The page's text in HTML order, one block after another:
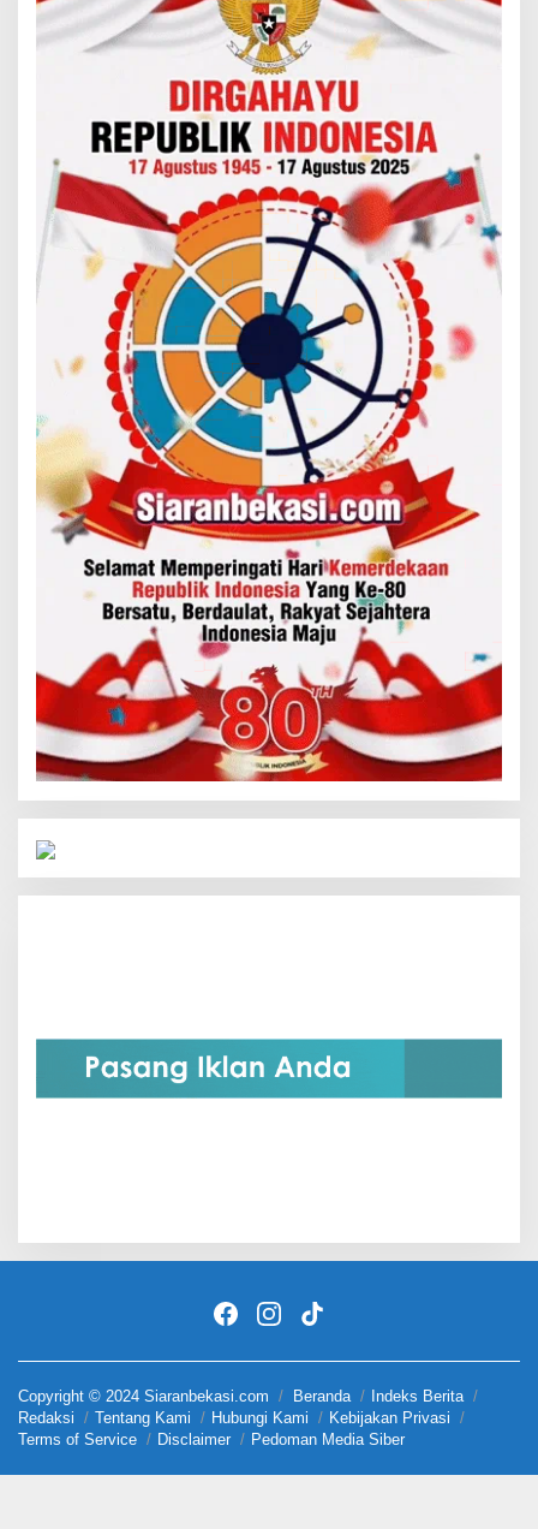
Copyright © 2024 Siaranbekasi.com Beranda
Indeks Berita
Redaksi
Tentang Kami Hubungi Kami
Kebijakan Privasi
Terms of Service
Disclaimer Pedoman Media Siber